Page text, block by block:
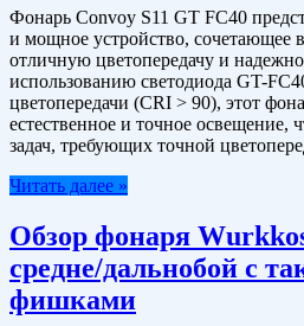
Фонарь Convoy S11 GT FC40
и мощное устройство, сочетающее
отличную цветопередачу и
использованию светодиода GT-
цветопередачи (CRI > 90), этот
естественное и точное освещение,
задач, требующих точной
Читать далее »
Обзор фонаря
средне/дальнобой с
фишками